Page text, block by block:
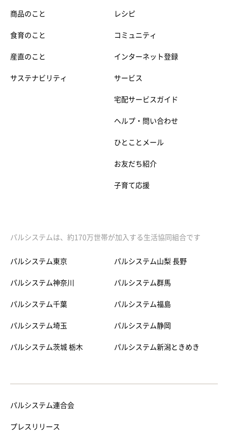
商品のこと
食育のこと
産直のこと
サステナビリティ
レシピ
コミュニティ
インターネット登録
サービス
宅配サービスガイド
ヘルプ・問い合わせ
ひとことメール
お友だち紹介
子育て応援
パルシステムは、約170万世帯が加入する生活協同組合です
パルシステム東京
パルシステム神奈川
パルシステム千葉
パルシステム埼玉
パルシステム茨城 栃木
パルシステム山梨 長野
パルシステム群馬
パルシステム福島
パルシステム静岡
パルシステム新潟ときめき
パルシステム連合会
プレスリリース